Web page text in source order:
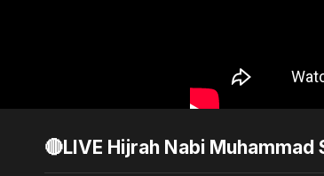
🔴LIVE Hijrah Nabi